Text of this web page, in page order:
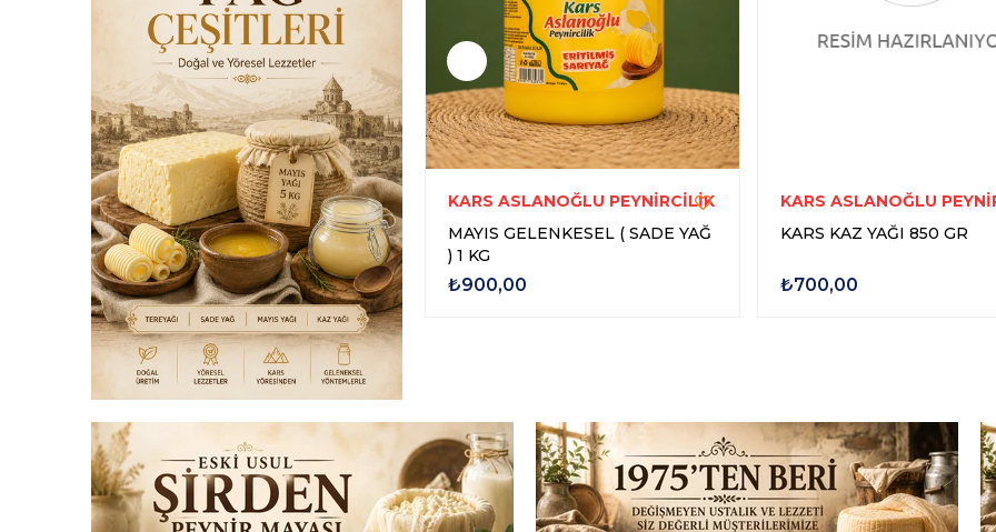
KARS ASLANOĞLU PEYNİRCİLİK
KARS MAYIS KÖY TEREYAĞI
KOVA 5 KG
₺3.300,00
KARS ASLANOĞLU PEYNİRCİLİK
MAYIS GELENKESEL ( SADE YAĞ
) 1 KG
₺900,00
KARS ASLANOĞLU
KARS KAZ YAĞI 850 GR
₺700,00